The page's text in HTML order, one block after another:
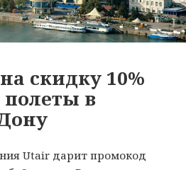
скидку 10%
в
Utair дарит промокод